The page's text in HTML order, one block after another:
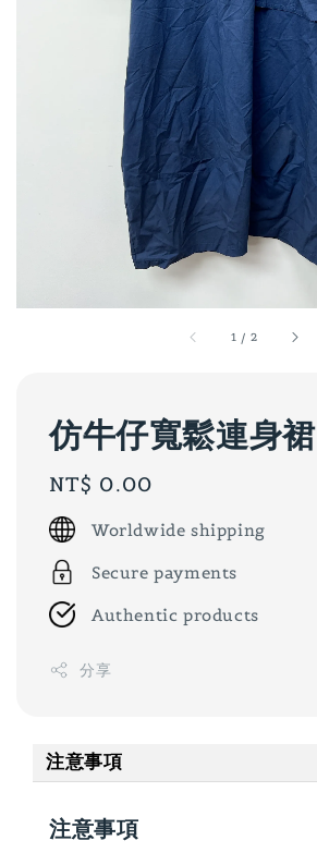
1 / 2
仿牛仔寬鬆連身裙
Regular
price
NT$ 0.00
Worldwide shipping
Secure payments
Authentic products
分享
注意事項
注意事項